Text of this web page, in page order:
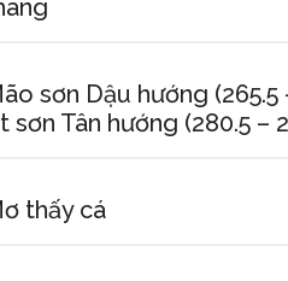
sơn Dậu hướng (265.5
sơn Tân hướng (280.5 –
thấy cá